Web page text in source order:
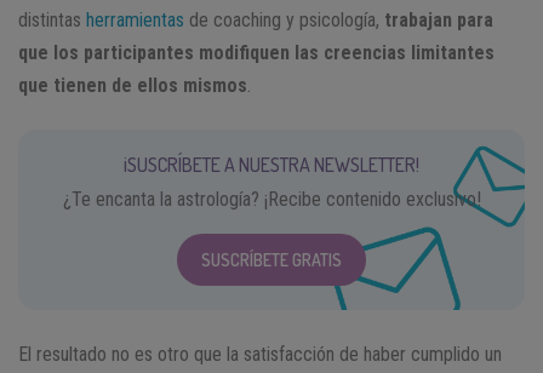
distintas herramientas de coaching y psicología, trabajan para
que los participantes modifiquen las creencias limitantes
que tienen de ellos mismos
¡SUSCRÍBETE A NUESTRA NEWSLETTER!
¿Te encanta la astrología? ¡Recibe contenido exclusivo!
SUSCRÍBETE GRATIS
El resultado no es otro que la satisfacción de haber cumplido un